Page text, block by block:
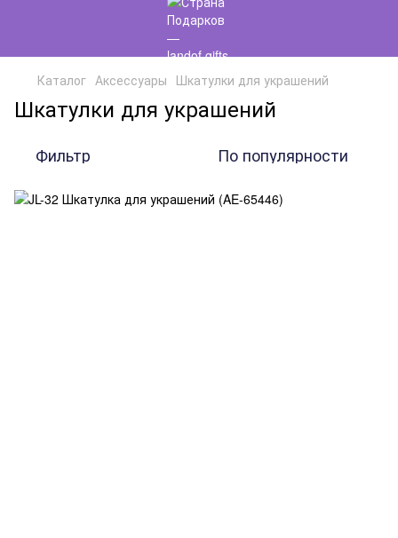
Каталог Аксессуары Шкатулки для украшений
Шкатулки для украшений
Фильтр По популярности